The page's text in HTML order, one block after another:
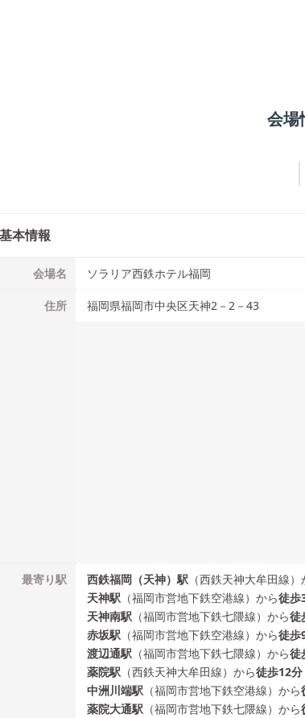
会場
基本情報
会場名 ソラリア西鉄ホテル福岡
住所 福岡県福岡市中央区天神2－2－43
最寄り駅 西鉄福岡（天神）駅 （西鉄天神大牟田線）
天神駅 （福岡市営地下鉄空港線） から徒歩
天神南駅 （福岡市営地下鉄七隈線） から徒
赤坂駅 （福岡市営地下鉄空港線） から徒歩
渡辺通駅 （福岡市営地下鉄七隈線） から徒
薬院駅 （西鉄天神大牟田線） から徒歩12分
中洲川端駅 （福岡市営地下鉄空港線） から
薬院大通駅 （福岡市営地下鉄七隈線） から